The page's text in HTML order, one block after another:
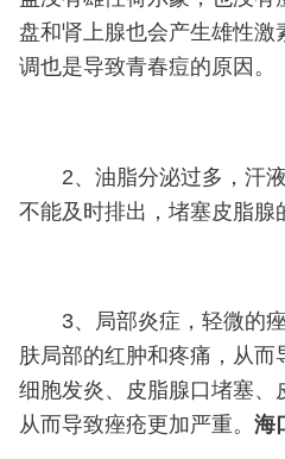
盘和肾上腺也会产生雄性激
调也是导致青春痘的原因。
2、油脂分泌过多，汗液
不能及时排出，堵塞皮脂腺
3、局部炎症，轻微的痤
肤局部的红肿和疼痛，从而
细胞发炎、皮脂腺口堵塞、
从而导致痤疮更加严重。 海